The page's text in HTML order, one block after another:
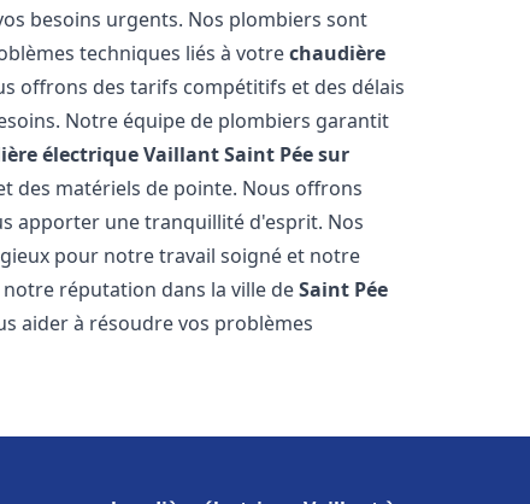
besoins urgents. Nos plombiers sont
techniques liés à votrechaudière
offrons des tarifs compétitifs et des délais
Notre équipe de plombiers garantit
électrique VaillantSaint Pée sur
des matériels de pointe. Nous offrons
apporter une tranquillité d'esprit. Nos
pour notre travail soigné et notre
réputation dans la ville deSaint Pée
aider à résoudre vos problèmes